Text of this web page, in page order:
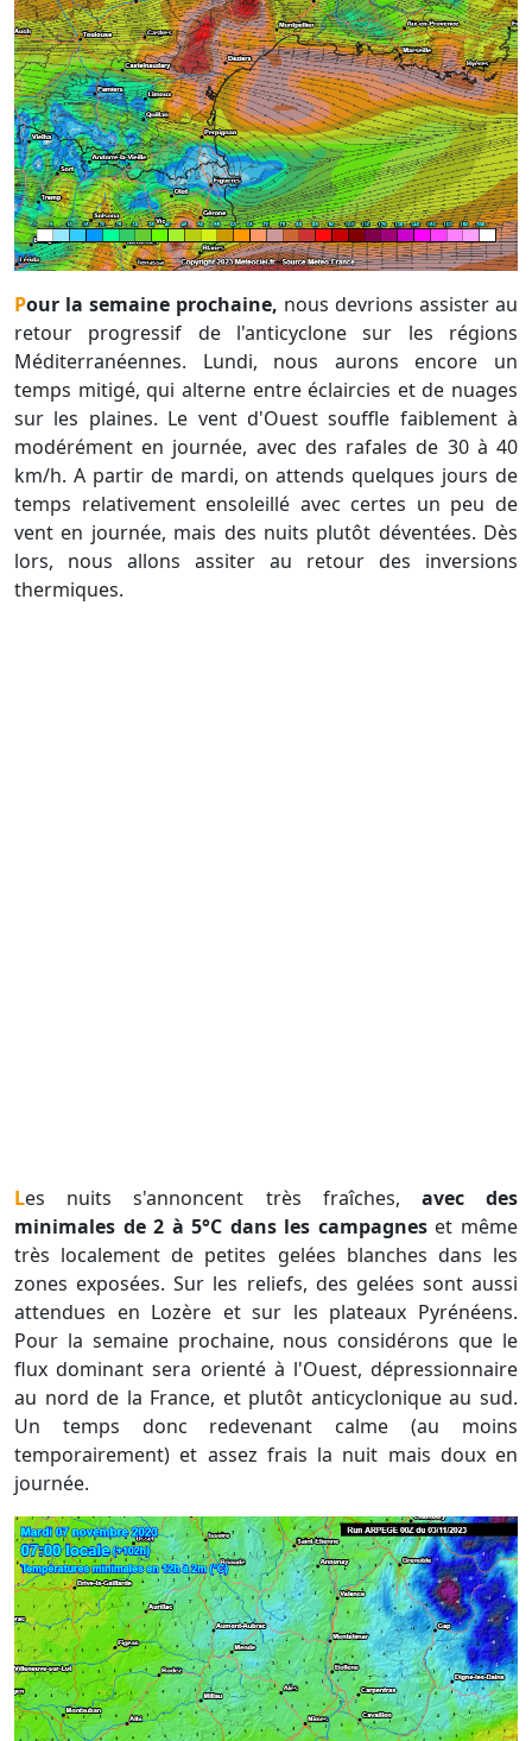
Pour la semaine prochaine, nous devrions assister au
retour progressif de l'anticyclone sur les régions
Méditerranéennes. Lundi, nous aurons encore un
temps mitigé, qui alterne entre éclaircies et de nuages
sur les plaines. Le vent d'Ouest souffle faiblement à
modérément en journée, avec des rafales de 30 à 40
km/h. A partir de mardi, on attends quelques jours de
temps relativement ensoleillé avec certes un peu de
vent en journée, mais des nuits plutôt déventées. Dès
lors, nous allons assiter au retour des inversions
thermiques.
Les nuits s'annoncent très fraîches, avec des
minimales de 2 à 5°C dans les campagneset même
très localement de petites gelées blanches dans les
zones exposées. Sur les reliefs, des gelées sont aussi
attendues en Lozère et sur les plateaux Pyrénéens.
Pour la semaine prochaine, nous considérons que le
flux dominant sera orienté à l'Ouest, dépressionnaire
au nord de la France, et plutôt anticyclonique au sud.
Un temps donc redevenant calme (au moins
temporairement) et assez frais la nuit mais doux en
journée.